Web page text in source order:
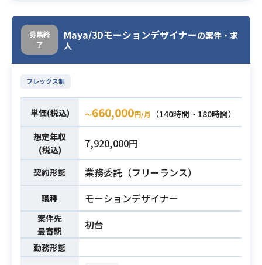
業務内容
ル」などの
コンサルティング業務を行っており
ーを募集します。
大するべく
・運用型広告
などを推進していただきます。
具体的な業務としては
・SNS広告運用
・リスティング広告運用
・ディスプレイ広告運用
・数値管理
・外部パートナーとの連携
をお願いします。
募集終
了
Maya/3Dモーションデザイナーの案件・求
人
フレックス制
単価(税込) 〜660,000円/月
（140時間 ~ 180時間）
想定年収
(税込)
7,920,000円
契約形態 業務委託（フリーランス）
職種 モーションデザイナー
案件先
最寄駅
初台
勤務形態